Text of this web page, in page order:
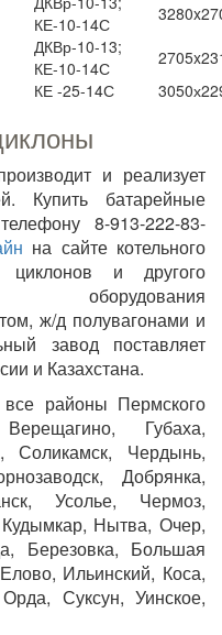
КЕ-10-14С
ДКВр-10-13;
КЕ-10-14С
КЕ -25-14С
и реализует
Купить батарейные
8-913-222-83-
на сайте котельного
циклонов и другого
оборудования
ж/д полувагонами и
завод поставляет
и Казахстана.
все районы Пермского
Губаха,
Соликамск, Чердынь,
Добрянка,
Усолье, Чермоз,
Нытва, Очер,
Березовка, Большая
Ильинский, Коса,
Суксун, Уинское,